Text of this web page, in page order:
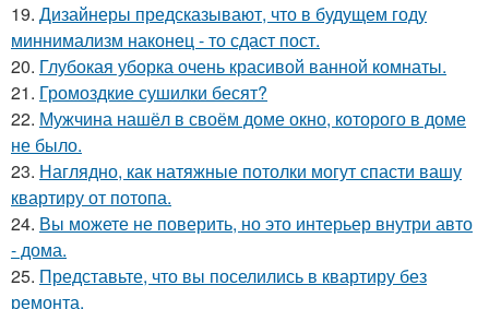
19. Дизайнеры предсказывают, что в будущем году
миннимализм наконец - то сдаст пост.
20. Глубокая уборка очень красивой ванной комнаты.
21. Громоздкие сушилки бесят?
22. Мужчина нашёл в своём доме окно, которого в доме
не было.
23. Наглядно, как натяжные потолки могут спасти вашу
квартиру от потопа.
24. Вы можете не поверить, но это интерьер внутри авто
- дома.
25. Представьте, что вы поселились в квартиру без
ремонта.